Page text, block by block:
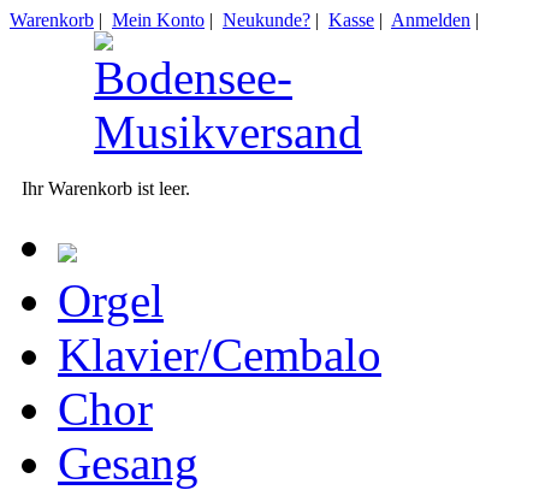
Warenkorb | Mein Konto | Neukunde? | Kasse | Anmelden |
Ihr Warenkorb ist leer.
Orgel
Klavier/Cembalo
Chor
Gesang